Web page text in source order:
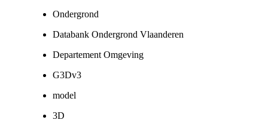
Ondergrond
Databank Ondergrond Vlaanderen
Departement Omgeving
G3Dv3
model
3D